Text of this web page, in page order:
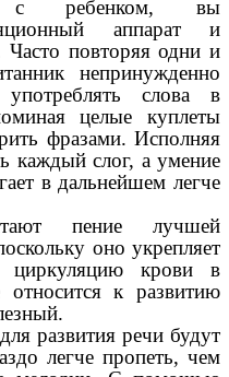
с ребенком, вы
аппарат и
Часто повторяя одни и
непринужденно
слова в
целые куплеты
фразами. Исполняя
каждый слог, а умение
в дальнейшем легче
пение лучшей
оно укрепляет
циркуляцию крови в
к развитию
развития речи будут
легче пропеть, чем